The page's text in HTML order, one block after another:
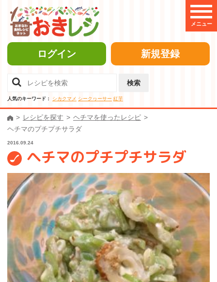
メニュー
ログイン 新規登録
検索
人気のキーワード： シカクマメ シークヮーサー 紅芋
レシピを探す
ヘチマを使ったレシピ
ヘチマのプチプチサラダ
2016.09.24
ヘチマのプチプチサラダ